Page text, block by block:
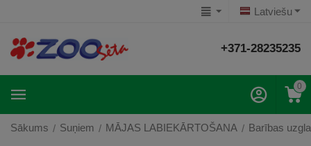
Latviešu
+371-28235235
0
Sākums / Suņiem / MĀJAS LABIEKĀRTOŠANA / Barības